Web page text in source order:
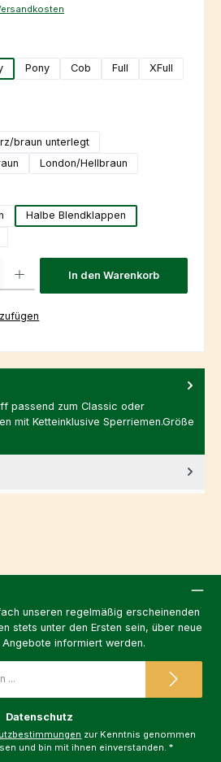
Pony Cob Full
XFull
braun unterlegt
London/Hellbraun
Halbe Blendklappen
In den Warenkorb
passend zum Classic oder
mit Ketteinklusive Sperriemen.Größe
unseren regelmäßig erscheinenden
stets unter den Ersten sein, über neue
Angebote informiert werden.
Datenschutz
zur Kenntnis genommen
und bin mit ihnen einverstanden. *